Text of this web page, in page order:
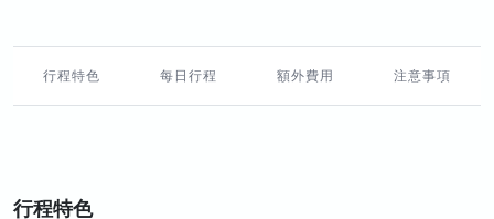
行程特色 每日行程 額外費用 注意事項
行程特色